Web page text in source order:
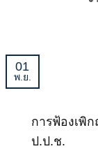
01
พ.ย.
การฟ้องเพิ
ป.ป.ช.